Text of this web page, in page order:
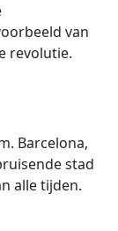
van
revolutie.
Barcelona,
stad
alle tijden.